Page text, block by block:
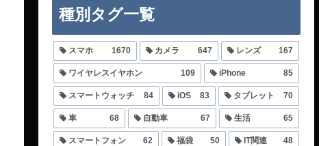
種別タグ一覧
スマホ 1670 カメラ 647 レンズ 167
ワイヤレスイヤホン 109 iPhone 85
スマートウォッチ 84 iOS 83 タブレット 70
車 68 自動車 67 生活 65
スマートフォン 62 福袋 50 IT関連 48